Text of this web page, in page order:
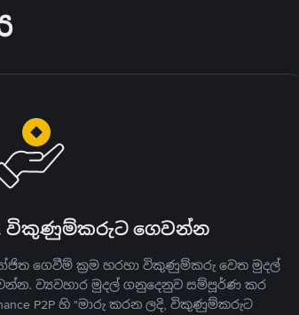
විකුණුම්කරුට ගෙවන්න
ගෙවීම් ක්‍රම හරහා විකුණුම්කරු වෙත මුදල්
ව්‍යවහාර මුදල් ගනුදෙනුව සම්පූර්ණ කර
P2P හි "මාරු කරන ලදි, විකුණුම්කරුට